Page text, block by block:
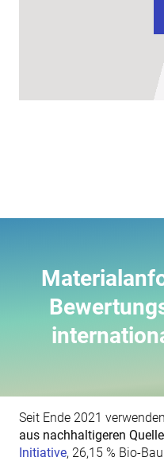
Seit Ende 2021
aus nachhaltigeren
Initiative, 26,15 % Bio-